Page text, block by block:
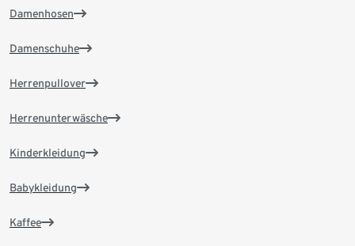
Damenhosen
Damenschuhe
Herrenpullover
Herrenunterwäsche
Kinderkleidung
Babykleidung
Kaffee